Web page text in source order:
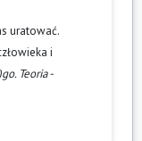
uratować.
i
Teoria -